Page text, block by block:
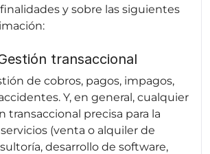
y sobre las siguientes
transaccional
de cobros, pagos, impagos,
Y, en general, cualquier
transaccional precisa para la
(venta o alquiler de
desarrollo de software,